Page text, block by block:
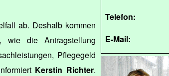
Telefon:
E-Mail:
ab. Deshalb kommen
die Antragstellung
Pflegegeld
Kerstin Richter.